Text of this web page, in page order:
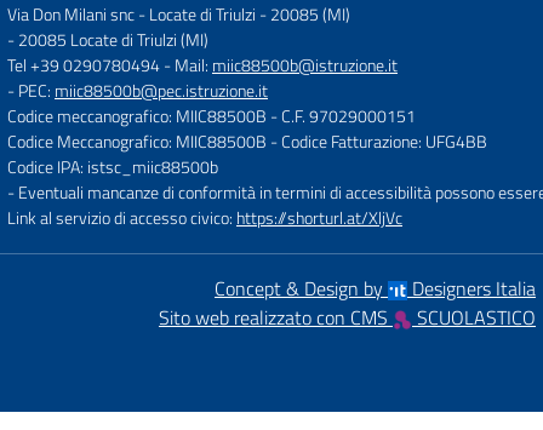
Via Don Milani snc - Locate di Triulzi - 20085 (MI)
-20085 Locate di Triulzi (MI)
Tel +39 0290780494- Mail: miic88500b@istruzione.it
- PEC: miic88500b@pec.istruzione.it
Codice meccanografico: MIIC88500B - C.F. 97029000151
Codice Meccanografico: MIIC88500B - Codice Fatturazione: UFG4BB
Codice IPA: istsc_miic88500b
- Eventuali mancanze di conformità in termini di accessibilità possono
Link al servizio di accesso civico: https://shorturl.at/XljVc
Concept & Design by
Designers Italia
Sito web realizzato con CMS
SCUOLASTICO